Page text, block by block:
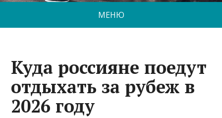
МЕНЮ
Куда россияне поедут
отдыхать за рубеж в
2026 году